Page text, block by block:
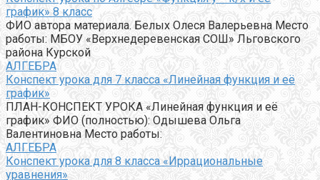
график» 8 класс
ФИО автора материала. Белых Олеся Валерьевна Место
работы: МБОУ «Верхнедеревенская СОШ» Льговского
района Курской
АЛГЕБРА
Конспект урока для 7 класса «Линейная функция и её
график»
ПЛАН-КОНСПЕКТ УРОКА «Линейная функция и её
график» ФИО (полностью): Одышева Ольга
Валентиновна Место работы:
АЛГЕБРА
Конспект урока для 8 класса «Иррациональные
уравнения»